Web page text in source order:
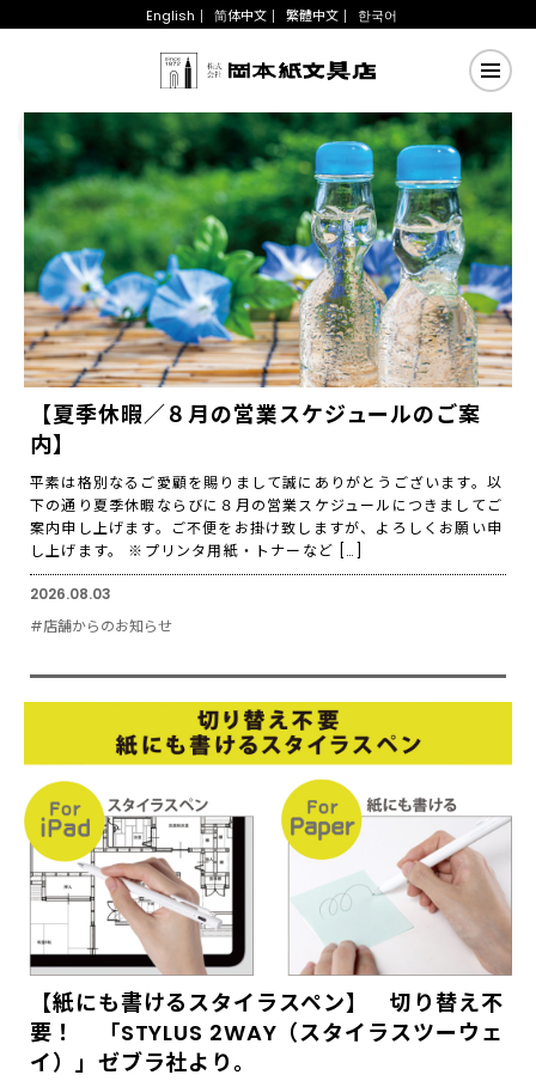
English 简体中文 繁體中文 한국어
【夏季休暇／８月の営業スケジュールのご案
内】
平素は格別なるご愛顧を賜りまして誠にありがとうございます。以
下の通り夏季休暇ならびに８月の営業スケジュールにつきましてご
案内申し上げます。ご不便をお掛け致しますが、よろしくお願い申
し上げます。 ※プリンタ用紙・トナーなど […]
2026.08.03
#店舗からのお知らせ
【紙にも書けるスタイラスペン】 切り替え不
要！ 「STYLUS 2WAY（スタイラスツーウェ
イ）」ゼブラ社より。